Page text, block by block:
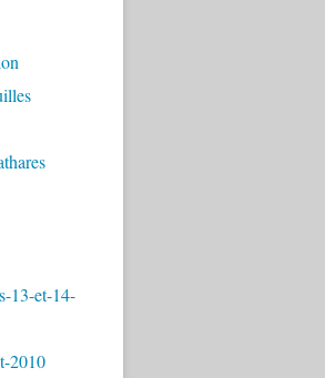
13-et-14-
2010